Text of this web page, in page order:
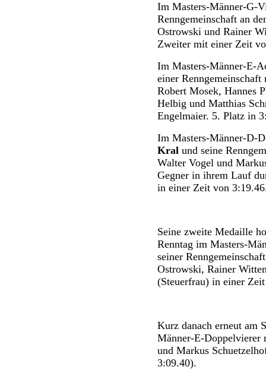
Im Masters-Männer-G-
Renngemeinschaft an
Ostrowski und Rainer
Zweiter mit einer Zeit
Im Masters-Männer-E-
einer
Robert Mosek, Hannes
Helbig und Matthias
Engelmaier. 5. Platz in
Im Masters-Männer-D-
Kral und seine
Walter Vogel und
Gegner in ihrem Lauf
in einer Zeit von
Seine zweite Medaille
Renntag im Masters-
seiner
Ostrowski, Rainer
(Steuerfrau) in einer
Kurz danach erneut am
Männer-E-Doppelvierer
und Markus
3:09.40).